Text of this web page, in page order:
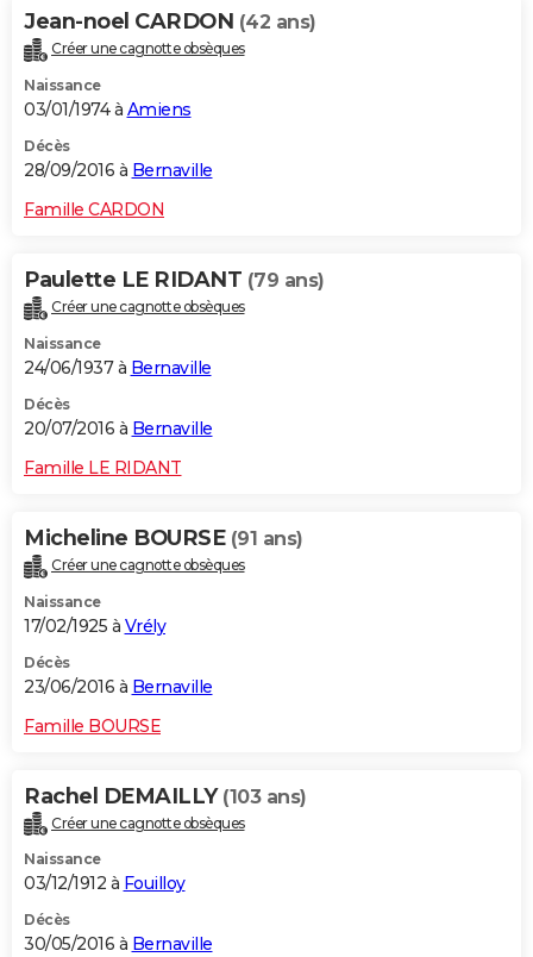
Jean-noel CARDON (42 ans)
Créer une cagnotte obsèques
Naissance
03/01/1974 à Amiens
Décès
28/09/2016 à Bernaville
Famille CARDON
Paulette LE RIDANT (79 ans)
Créer une cagnotte obsèques
Naissance
24/06/1937 à Bernaville
Décès
20/07/2016 à Bernaville
Famille LE RIDANT
Micheline BOURSE (91 ans)
Créer une cagnotte obsèques
Naissance
17/02/1925 à Vrély
Décès
23/06/2016 à Bernaville
Famille BOURSE
Rachel DEMAILLY (103 ans)
Créer une cagnotte obsèques
Naissance
03/12/1912 à Fouilloy
Décès
30/05/2016 à Bernaville